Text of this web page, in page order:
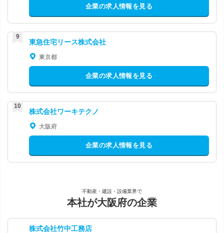
企業の求人情報を見る
東急住宅リース株式会社
東京都
企業の求人情報を見る
株式会社ワーキテクノ
大阪府
企業の求人情報を見る
不動産・建設・設備業界で
本社が大阪府の企業
株式会社竹中工務店